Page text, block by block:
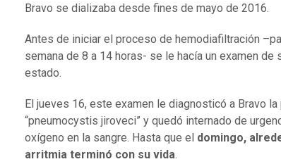
Bravo se dializaba desde fines de mayo de 2016.
Antes de iniciar el proceso de hemodiafiltración
semana de 8 a 14 horas- se le hacía un examen de
estado.
El jueves 16, este examen le diagnosticó a Bravo
“pneumocystis jiroveci” y quedó internado de
oxígeno en la sangre. Hasta que el domingo,
arritmia terminó con su vida.